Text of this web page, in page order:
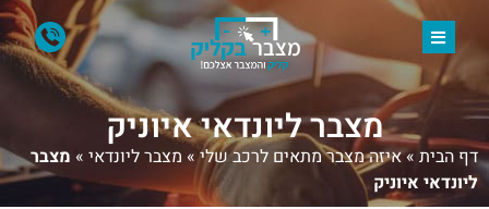
מצבר ליונדאי איוניק
דף הבית»איזה מצבר מתאים לרכב שלי» מצבר ליונדאי » מצבר
ליונדאי איוניק